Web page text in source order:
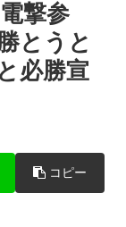
撃参
とうと
必勝宣
コピー